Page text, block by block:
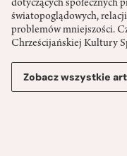
dotyczących społecznych
światopoglądowych,
problemów mniejszości.
Chrześcijańskiej Kultury
Zobacz wszystkie